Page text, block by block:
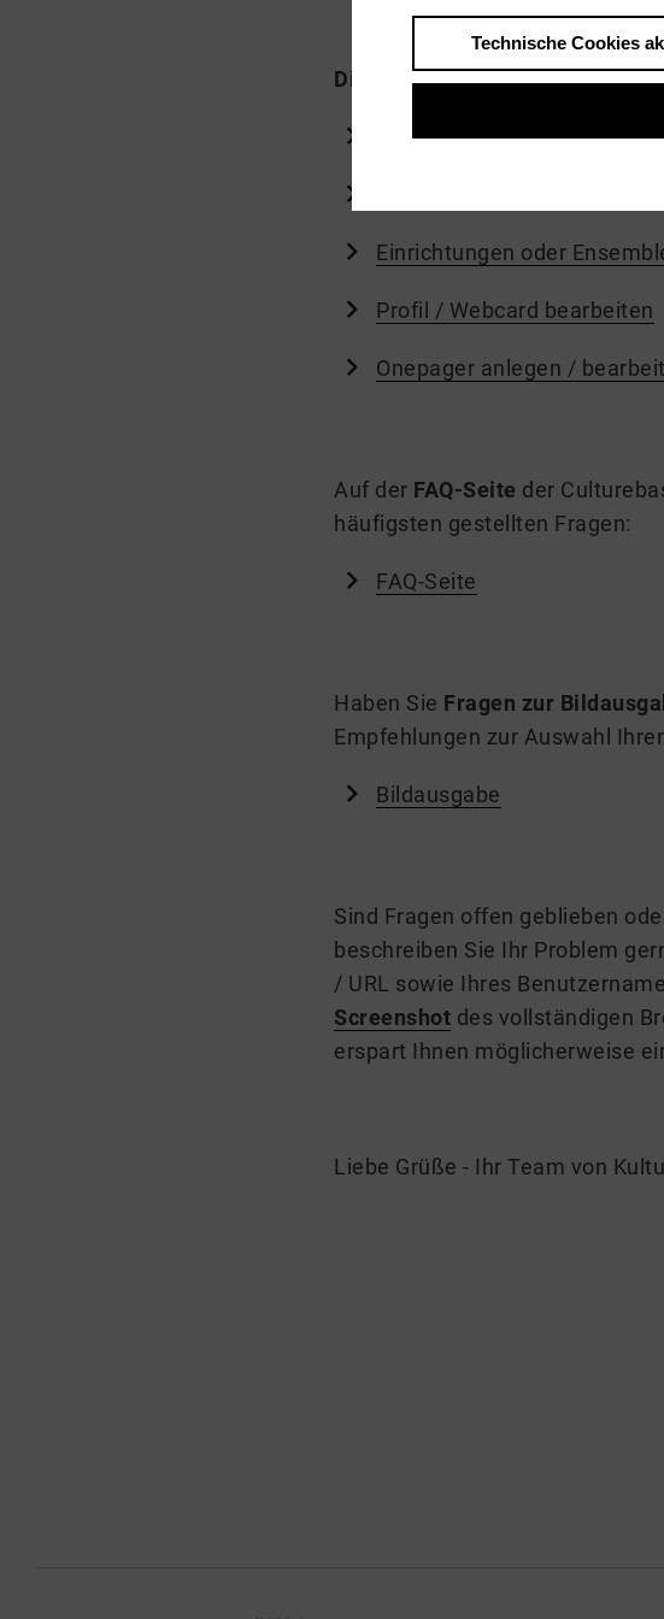
Direkte Zugänge zu den
Passwort erneuern
Einrichtungen oder
Profil / Webcard bearbeiten
Onepager anlegen /
Auf der FAQ-Seite der
häufigsten gestellten Fragen:
FAQ-Seite
Haben Sie Fragen zur
Empfehlungen zur Auswahl
Bildausgabe
Sind Fragen offen geblieben
beschreiben Sie Ihr Problem
/ URL sowie Ihres
Screenshot des vollständigen
erspart Ihnen möglicherweise
Liebe Grüße - Ihr Team von
Technische Cookies